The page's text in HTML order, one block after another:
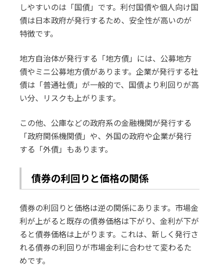
しやすいのは「国債」です。利付国債や個人向け国
債は日本政府が発行するため、安全性が高いのが
特徴です。
地方自治体が発行する「地方債」には、公募地方
債やミニ公募地方債があります。企業が発行する社
債は「普通社債」が一般的で、国債より利回りが高
い分、リスクも上がります。
この他、公庫などの政府系の金融機関が発行する
「政府関係機関債」や、外国の政府や企業が発行
する「外債」もあります。
債券の利回りと価格の関係
債券の利回りと価格は逆の関係にあります。市場金
利が上がると既存の債券価格は下がり、金利が下が
ると債券価格は上がります。これは、新しく発行さ
れる債券の利回りが市場金利に合わせて変わるた
めです。